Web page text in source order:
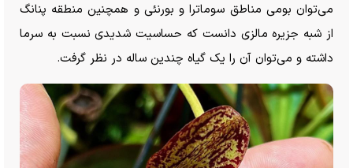
می‌توان بومی مناطق سوماترا و بورنئی و همچنین منطقه پنانگ
از شبه جزیره مالزی دانست که حساسیت شدیدی نسبت به سرما
داشته و می‌توان آن را یک گیاه چندین ساله در نظر گرفت.